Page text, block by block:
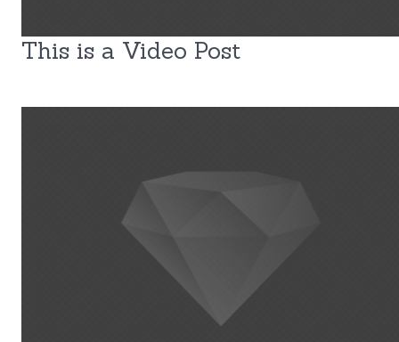
This is a Video Post